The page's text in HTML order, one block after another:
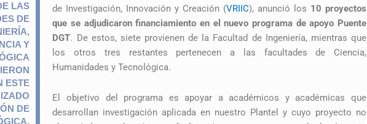
LAS
DE
Y
ESTE
DE
de Investigación, Innovación y Creación (VRIIC), anunció los 10 proyectos
que se adjudicaron financiamiento en el nuevo programa de apoyo Puente
DGT. De estos, siete provienen de la Facultad de Ingeniería, mientras que
los otros tres restantes pertenecen a las facultades de Ciencia,
Humanidades y Tecnológica.
El objetivo del programa es apoyar a académicos y académicas que
desarrollan investigación aplicada en nuestro Plantel y cuyo proyecto no